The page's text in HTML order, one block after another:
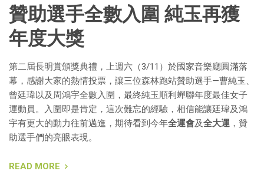
贊助選手全數入圍 純玉再獲
年度大獎
第二屆長明賞頒獎典禮，上週六（3/11） 於國家音樂廳圓滿落
幕，感謝大家的熱情投票， 讓三位森林跑站贊助選手—曹純玉、
曾廷瑋以及周鴻宇全數入圍， 最終純玉順利蟬聯年度最佳女子
運動員。入圍即是肯定， 這次難忘的經驗，相信能讓廷瑋及鴻
宇有更大的動力往前邁進， 期待看到今年全運會及全大運 ，贊
助選手們的亮眼表現。
READ MORE